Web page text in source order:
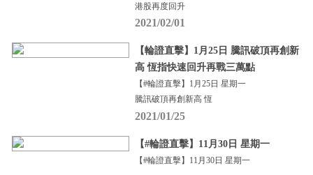
港股再度回升
2021/02/01
【輪證直擊】1月25日 騰訊破頂再創新
高 恆指快速回升再戰三萬點
【#輪證直擊】1月25日 星期一
騰訊破頂再創新高 恆
2021/01/25
【#輪證直擊】11月30日 星期一
【#輪證直擊】11月30日 星期一